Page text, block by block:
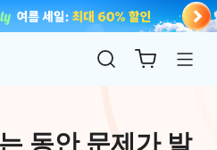
동안 문제가 발